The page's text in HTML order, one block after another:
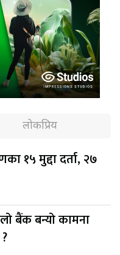
लोकप्रिय
१५ मुद्दा दर्ता, २७
बैंक बन्यो कामना